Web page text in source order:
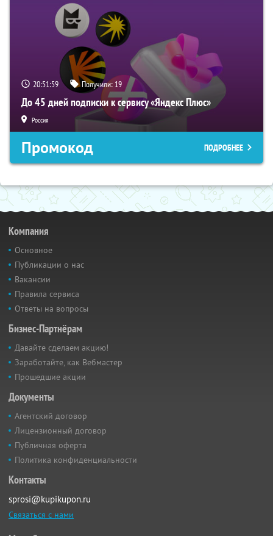
20:51:59 Получили: 19
До 45 дней подписки к сервису «Яндекс Плюс»
Россия
Промокод ПОДРОБНЕЕ
Компания
Основное
Публикации о нас
Вакансии
Правила сервиса
Ответы на вопросы
Бизнес-Партнёрам
Давайте сделаем акцию!
Заработайте, как Вебмастер
Прошедшие акции
Документы
Агентский договор
Лицензионный договор
Публичная оферта
Политика конфиденциальности
Контакты
sprosi@kupikupon.ru
Связаться с нами